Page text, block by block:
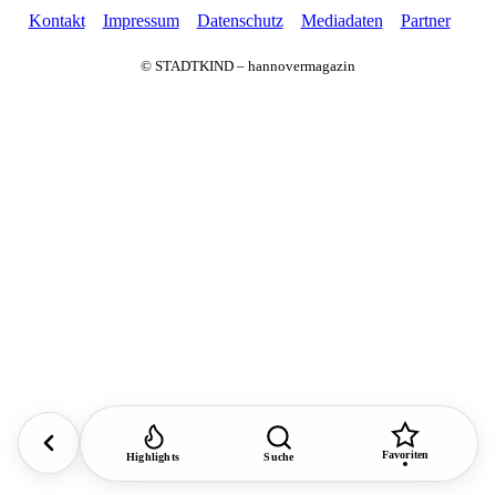
Kontakt Impressum Datenschutz Mediadaten Partner
© STADTKIND – hannovermagazin
Highlights Suche Favoriten